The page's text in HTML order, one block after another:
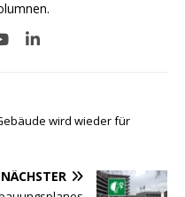
wird wieder für
NÄCHSTER